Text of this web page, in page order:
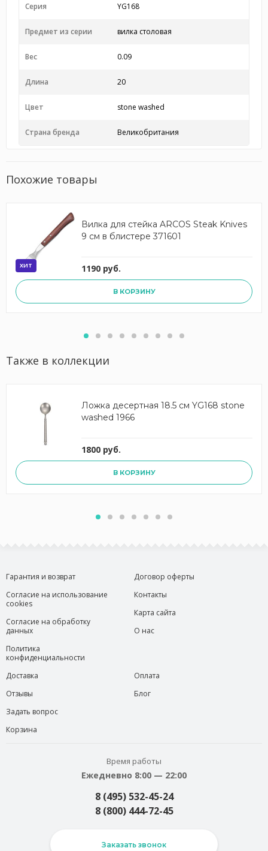
Серия YG168
Предмет из серии вилка столовая
Вес 0.09
Длина 20
Цвет stone washed
Страна бренда Великобритания
Похожие товары
ХИТ
Вилка для стейка ARCOS Steak Knives
9 см в блистере 371601
1190 руб.
В КОРЗИНУ
Также в коллекции
Ложка десертная 18.5 см YG168 stone
washed 1966
1800 руб.
В КОРЗИНУ
Гарантия и возврат
Согласие на использование
cookies
Согласие на обработку
данных
Политика
конфиденциальности
Договор оферты
Контакты
Карта сайта
О нас
Доставка
Отзывы
Задать вопрос
Корзина
Оплата
Блог
Время работы
Ежедневно 8:00 — 22:00
8 (495) 532-45-24
8 (800) 444-72-45
Заказать звонок